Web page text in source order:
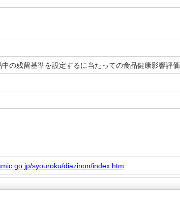
の残留基準を設定するに当たっての食品健康影響評価
syouroku/diazinon/index.htm